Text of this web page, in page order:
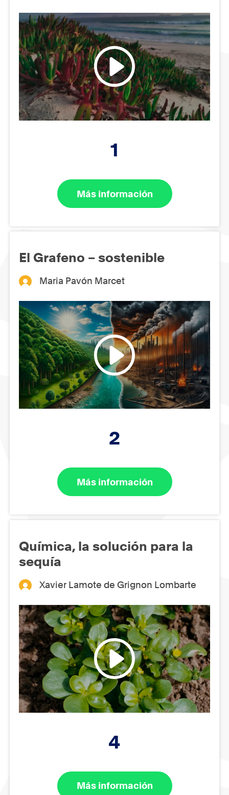
1
Más información
El Grafeno – sostenible
Maria Pavón Marcet
2
Más información
Química, la solución para la
sequía
Xavier Lamote de Grignon Lombarte
4
Más información